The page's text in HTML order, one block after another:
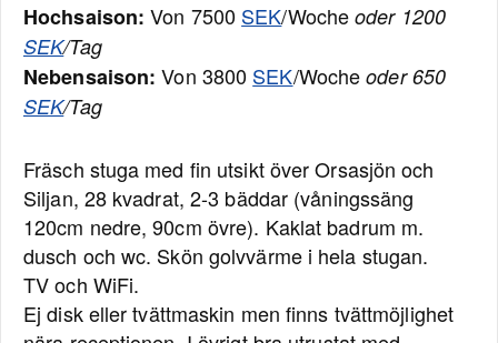
Hochsaison: Von 7500 SEK/Wocheoder 1200
SEK/Tag
Nebensaison: Von 3800 SEK/Wocheoder 650
SEK/Tag
Fräsch stuga med fin utsikt över Orsasjön och
Siljan, 28 kvadrat, 2-3 bäddar (våningssäng
120cm nedre, 90cm övre). Kaklat badrum m.
dusch och wc. Skön golvvärme i hela stugan.
TV och WiFi.
Ej disk eller tvättmaskin men finns tvättmöjlighet